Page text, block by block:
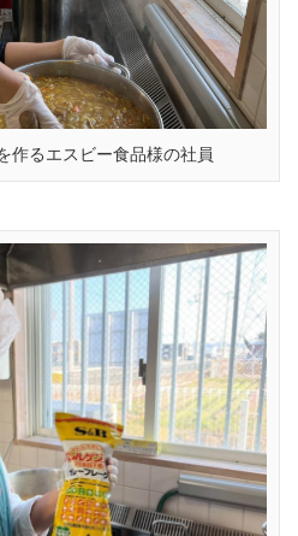
作るエスビー食品様の社員